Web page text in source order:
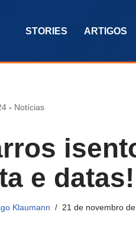
STORIES ARTIGOS
- Notícias
e datas!
Klaumann 21 de novembro